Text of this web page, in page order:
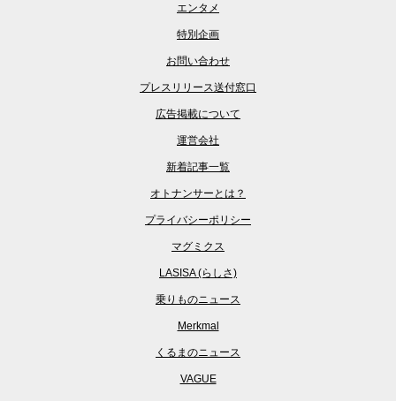
エンタメ
特別企画
お問い合わせ
プレスリリース送付窓口
広告掲載について
運営会社
新着記事一覧
オトナンサーとは？
プライバシーポリシー
マグミクス
LASISA (らしさ)
乗りものニュース
Merkmal
くるまのニュース
VAGUE